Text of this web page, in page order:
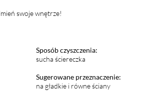
swoje wnętrze!
Sposób czyszczenia:
sucha ściereczka
Sugerowane przeznaczenie:
na gładkie i równe ściany